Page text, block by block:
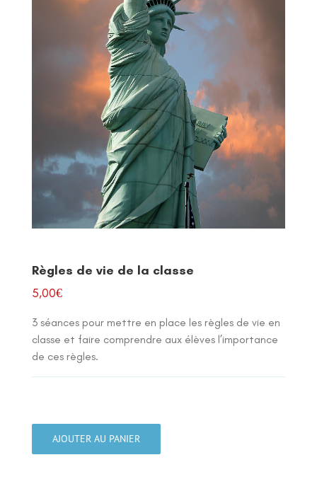
Règles de vie de la classe
5,00€
3 séances pour mettre en place les règles de vie en
classe et faire comprendre aux élèves l’importance
de ces règles.
AJOUTER AU PANIER